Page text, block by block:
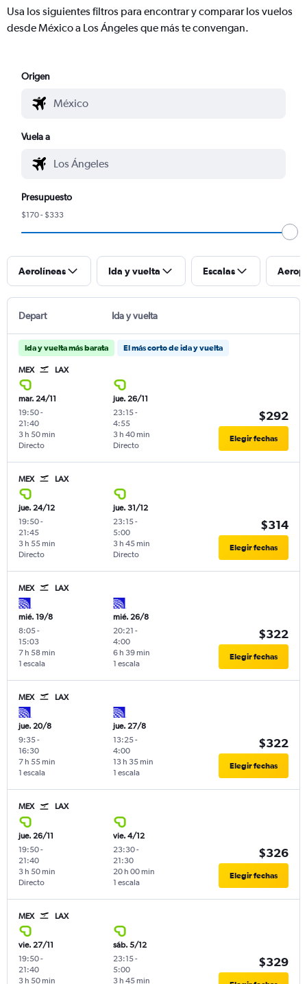
Usa los siguientes filtros para encontrar y comparar los vuelos
desde México a Los Ángeles que más te convengan.
Origen
Vuela a
Presupuesto
$170 - $333
Aerolíneas Ida y vuelta Escalas
Depart Ida y vuelta
Ida y vuelta más barata El más corto de ida y vuelta
MEX LAX
mar. 24/11
19:50-
21:40
Directo
3 h 50 min
jue. 26/11
23:15-
4:55
Directo
3 h 40 min
$292
Elegir fechas
MEX LAX
jue. 24/12
19:50-
21:45
Directo
3 h 55 min
jue. 31/12
23:15-
5:00
Directo
3 h 45 min
$314
Elegir fechas
MEX LAX
mié. 19/8
8:05-
15:03
1 escala
7 h 58 min
mié. 26/8
20:21 -
4:00
1 escala
6 h 39 min
$322
Elegir fechas
MEX LAX
jue. 20/8
9:35-
16:30
1 escala
7 h 55 min
jue. 27/8
13:25-
4:00
1 escala
13 h 35 min
$322
Elegir fechas
MEX LAX
jue. 26/11
19:50-
21:40
Directo
3 h 50 min
vie. 4/12
23:30-
21:30
1 escala
20 h 00 min
$326
Elegir fechas
MEX LAX
vie. 27/11
19:50-
21:40
3 h 50 min
sáb. 5/12
23:15-
5:00
3 h 45 min
$329